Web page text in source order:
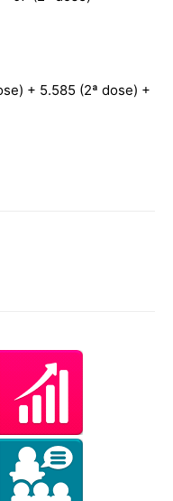
+ 5.585 (2ª dose) +